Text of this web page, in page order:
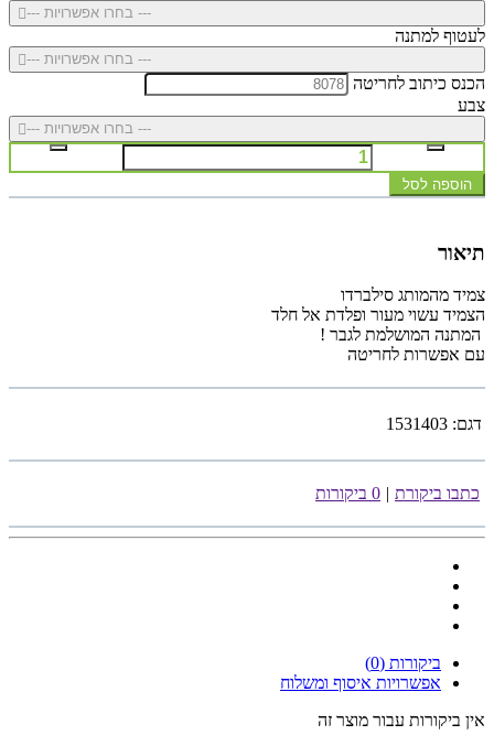
--- בחרו אפשרויות ---
לעטוף למתנה
--- בחרו אפשרויות ---
הכנס כיתוב לחריטה
צבע
--- בחרו אפשרויות ---
הוספה לסל
תיאור
צמיד מהמותג סילברדו
הצמיד עשוי מעור ופלדת אל חלד
המתנה המושלמת לגבר !
עם אפשרות לחריטה
דגם: 1531403
כתבו ביקורת | 0 ביקורות
ביקורות (0)
אפשרויות איסוף ומשלוח
אין ביקורות עבור מוצר זה